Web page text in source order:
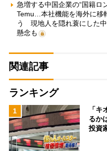
急増する中国企業の“国籍ロ
Temu…本社機能を海外に移
う 現地人を隠れ蓑にした
懸念も
関連記事
ランキング
1
「
るか
投資